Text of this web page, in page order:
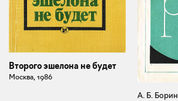
Второго эшелона не будет
Москва, 1986
А. Б. Борин